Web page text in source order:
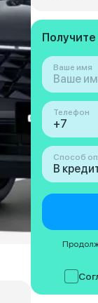
Ваше имя
Телефон
Способ
В